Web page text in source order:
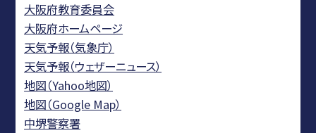
大阪府教育委員会
大阪府ホームページ
天気予報（気象庁）
天気予報（ウェザーニュース）
地図（Yahoo地図）
地図（Google Map）
中堺警察署